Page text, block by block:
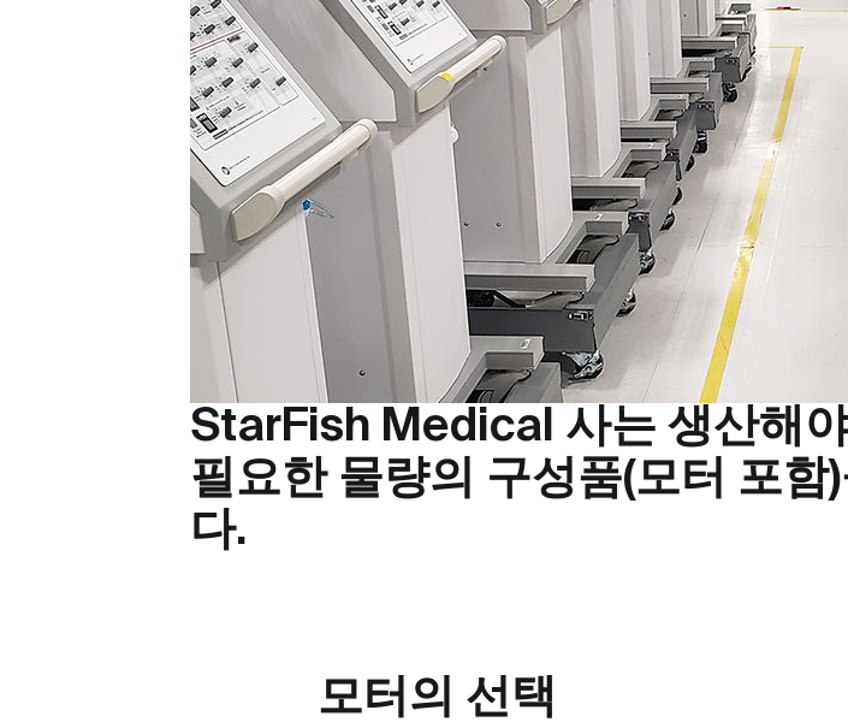
StarFish Medical 사는 생산해
필요한 물량의 구성품(모터 포함
다.
모터의 선택